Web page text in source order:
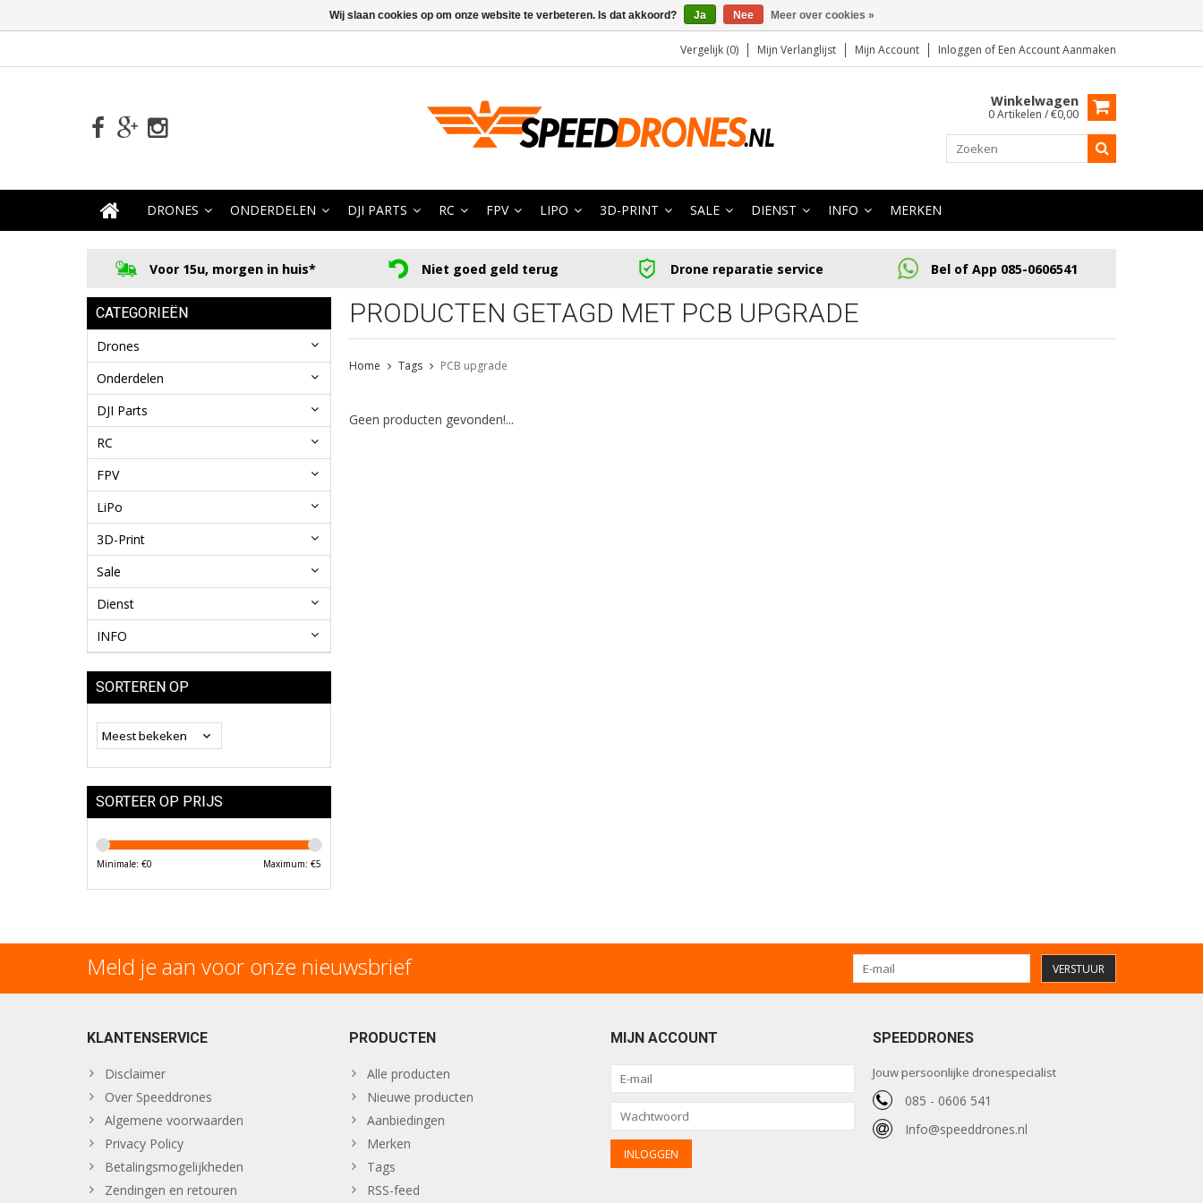
Vergelijk (0) Mijn Verlanglijst Mijn Account Inloggen of Een Account Aanmaken
Winkelwagen
0 Artikelen / €0,00
DRONES ONDERDELEN DJI PARTS RC FPV LIPO 3D-PRINT SALE DIENST INFO MERKEN
Voor 15u, morgen in huis* Niet goed geld terug Drone reparatie service Bel of App 085-0606541
CATEGORIEËN
Drones
Onderdelen
DJI Parts
RC
FPV
LiPo
3D-Print
Sale
Dienst
INFO
SORTEREN OP
SORTEER OP PRIJS
Minimale: €0 Maximum: €5
PRODUCTEN GETAGD MET PCB UPGRADE
Home Tags PCB upgrade
Geen producten gevonden!...
Meld je aan voor onze nieuwsbrief VERSTUUR
KLANTENSERVICE
Disclaimer
Over Speeddrones
Algemene voorwaarden
Privacy Policy
Betalingsmogelijkheden
Zendingen en retouren
PRODUCTEN
Alle producten
Nieuwe producten
Aanbiedingen
Merken
Tags
RSS-feed
MIJN ACCOUNT SPEEDDRONES
Jouw persoonlijke dronespecialist
085 - 0606 541
Info@speeddrones.nl
Wij slaan cookies op om onze website te verbeteren. Is dat akkoord? Ja Nee Meer over cookies »